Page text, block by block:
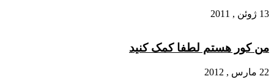
13 ژوئن , 2011
من کور هستم لطفا کمک کنید
22 مارس , 2012